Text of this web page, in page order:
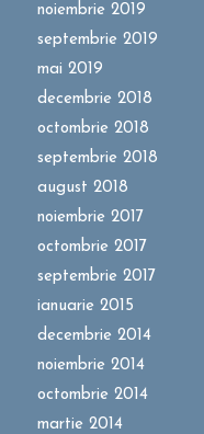
noiembrie 2019
septembrie 2019
mai 2019
decembrie 2018
octombrie 2018
septembrie 2018
august 2018
noiembrie 2017
octombrie 2017
septembrie 2017
ianuarie 2015
decembrie 2014
noiembrie 2014
octombrie 2014
martie 2014